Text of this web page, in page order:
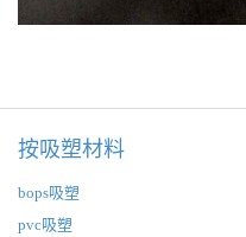
按吸塑材料
bops吸塑
pvc吸塑